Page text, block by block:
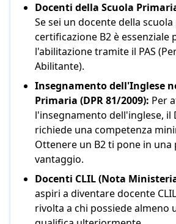
Docenti della Scuola
Se sei un docente della
certificazione B2 è essenziale
l'abilitazione tramite il PAS
Abilitante).
Insegnamento dell'Inglese
Primaria (DPR 81/2009): Per
l'insegnamento dell'inglese, il
richiede una competenza
Ottenere un B2 ti pone in una
vantaggio.
Docenti CLIL (Nota
aspiri a diventare docente
rivolta a chi possiede almeno